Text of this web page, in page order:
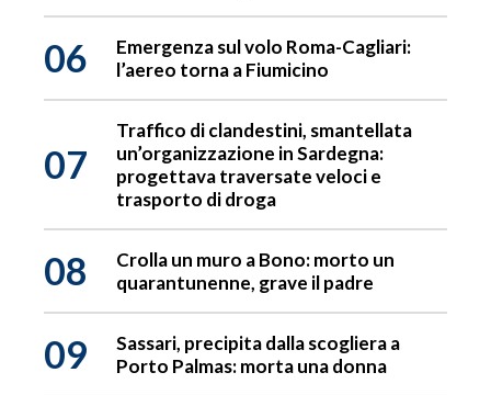
06
Emergenza sul volo Roma-Cagliari:
l’aereo torna a Fiumicino
07
Traffico di clandestini, smantellata
un’organizzazione in Sardegna:
progettava traversate veloci e
trasporto di droga
08
Crolla un muro a Bono: morto un
quarantunenne, grave il padre
09
Sassari, precipita dalla scogliera a
Porto Palmas: morta una donna